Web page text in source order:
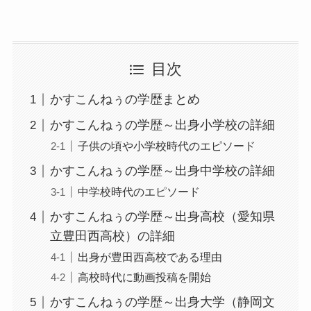
目次
かすこんねぅの学歴まとめ
かすこんねぅの学歴～出身小学校の詳細
子供の頃や小学校時代のエピソード
かすこんねぅの学歴～出身中学校の詳細
中学校時代のエピソード
かすこんねぅの学歴～出身高校（愛知県
立豊田西高校）の詳細
出身が豊田西高校である理由
高校時代に動画投稿を開始
かすこんねぅの学歴～出身大学（静岡文